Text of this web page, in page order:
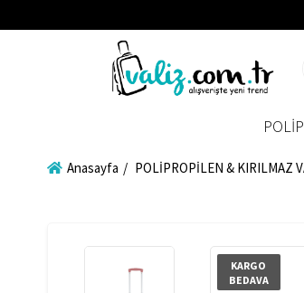
Anasayfa POLİPROPİLEN & KIRILMAZ
KARGO
BEDAVA